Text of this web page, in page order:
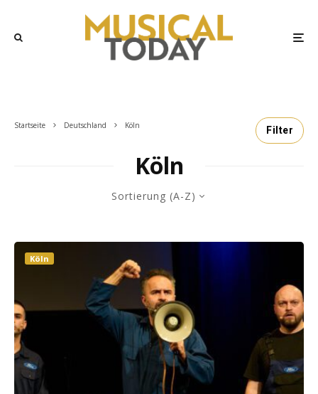
Startseite Deutschland Köln Filter
Köln
Sortierung (A-Z)
Köln